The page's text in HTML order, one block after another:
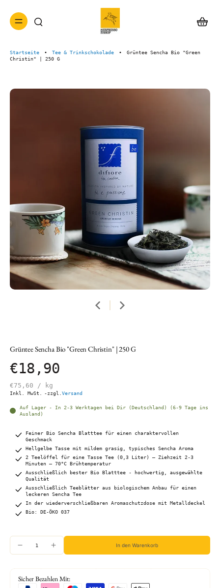
Startseite • Tee & Trinkschokolade •
Grüntee Sencha Bio "Green
Christin" | 250 G
Grüntee Sencha Bio "Green Christin" | 250 G
€18,90
€75,60 / kg
Inkl. MwSt. -zzgl. Versand
Auf Lager - In 2-3 Werktagen bei Dir (Deutschland) (6-9 Tage ins
Ausland)
Feiner Bio Sencha Blatttee für einen charaktervollen
Geschmack
Hellgelbe Tasse mit mildem grasig, typisches Sencha Aroma
2 Teelöffel für eine Tasse Tee (0,3 Liter) – Ziehzeit 2-3
Minuten – 70°C Brühtemperatur
Ausschließlich bester Bio Blatttee - hochwertig, ausgewählte
Qualität
Ausschließlich Teeblätter aus biologischem Anbau für einen
leckeren Sencha Tee
In der wiederverschließbaren Aromaschutzdose mit Metalldeckel
Bio: DE-ÖKO 037
In den Warenkorb
Sicher Bezahlen Mit: